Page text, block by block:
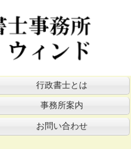
行政書士とは
事務所案内
お問い合わせ